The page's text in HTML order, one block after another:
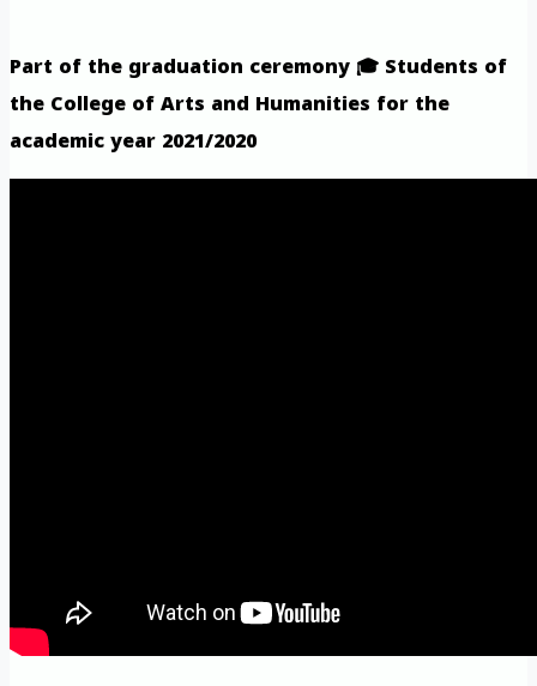
Part of the graduation ceremony 🎓 Students of
the College of Arts and Humanities for the
academic year 2021/2020